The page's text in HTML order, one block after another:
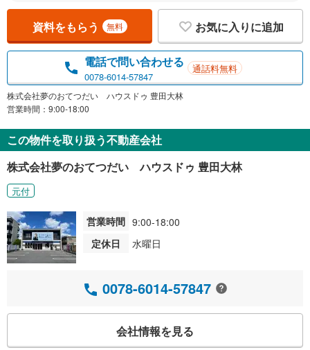
資料をもらう 無料 お気に入りに追加
電話で問い合わせる
0078-6014-57847
通話料無料
株式会社夢のおてつだい ハウスドゥ 豊田大林
営業時間：9:00-18:00
この物件を取り扱う不動産会社
株式会社夢のおてつだい ハウスドゥ 豊田大林
元付
営業時間 9:00-18:00
定休日
水曜日
0078-6014-57847
会社情報を見る